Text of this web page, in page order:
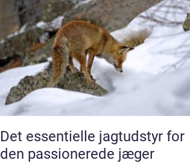
Det essentielle jagtudstyr for
den passionerede jæger